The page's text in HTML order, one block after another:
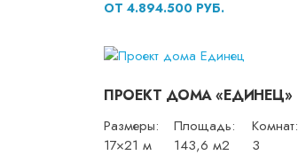
ОТ 4.894.500 РУБ.
ПРОЕКТ ДОМА «ЕДИНЕЦ»
Размеры:
17×21 м
Площадь:
143,6 м2
Комнат:
3